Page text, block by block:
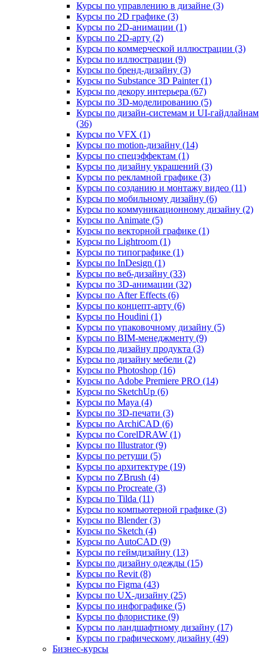
Курсы по управлению в дизайне (3)
Курсы по 2D графике (3)
Курсы по 2D‑анимации (1)
Курсы по 2D‑арту (2)
Курсы по коммерческой иллюстрации (3)
Курсы по иллюстрации (9)
Курсы по бренд‑дизайну (3)
Курсы по Substance 3D Painter (1)
Курсы по декору интерьера (67)
Курсы по 3D‑моделированию (5)
Курсы по дизайн-системам и UI-гайдлайнам
(36)
Курсы по VFX (1)
Курсы по motion-дизайну (14)
Курсы по спецэффектам (1)
Курсы по дизайну украшений (3)
Курсы по рекламной графике (3)
Курсы по созданию и монтажу видео (11)
Курсы по мобильному дизайну (6)
Курсы по коммуникационному дизайну (2)
Курсы по Animate (5)
Курсы по векторной графике (1)
Курсы по Lightroom (1)
Курсы по типографике (1)
Курсы по InDesign (1)
Курсы по веб‑дизайну (33)
Курсы по 3D‑анимации (32)
Курсы по After Effects (6)
Курсы по концепт‑арту (6)
Курсы по Houdini (1)
Курсы по упаковочному дизайну (5)
Курсы по BIM‑менеджменту (9)
Курсы по дизайну продукта (3)
Курсы по дизайну мебели (2)
Курсы по Photoshop (16)
Курсы по Adobe Premiere PRO (14)
Курсы по SketchUp (6)
Курсы по Maya (4)
Курсы по 3D-печати (3)
Курсы по ArchiCAD (6)
Курсы по CorelDRAW (1)
Курсы по Illustrator (9)
Курсы по ретуши (5)
Курсы по архитектуре (19)
Курсы по ZBrush (4)
Курсы по Procreate (3)
Курсы по Tilda (11)
Курсы по компьютерной графике (3)
Курсы по Blender (3)
Курсы по Sketch (4)
Курсы по AutoCAD (9)
Курсы по геймдизайну (13)
Курсы по дизайну одежды (15)
Курсы по Revit (8)
Курсы по Figma (43)
Курсы по UX‑дизайну (25)
Курсы по инфографике (5)
Курсы по флористике (9)
Курсы по ландшафтному дизайну (17)
Курсы по графическому дизайну (49)
Бизнес-курсы